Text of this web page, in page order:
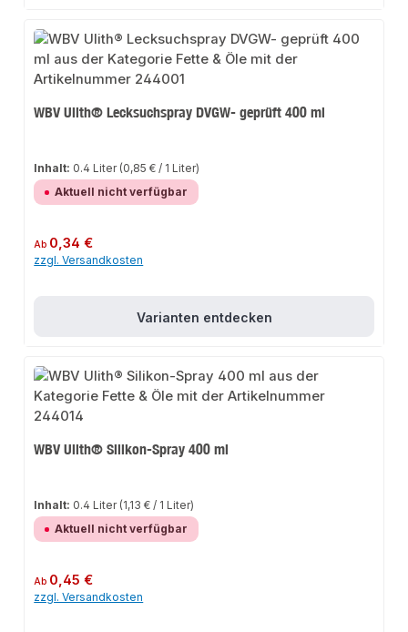
WBV Ulith® Lecksuchspray DVGW- geprüft 400 ml
Inhalt: 0.4 Liter (0,85 € / 1 Liter)
Aktuell nicht verfügbar
Regulärer Preis:
Ab 0,34 €
zzgl. Versandkosten
Varianten entdecken
WBV Ulith® Silikon-Spray 400 ml
Inhalt: 0.4 Liter (1,13 € / 1 Liter)
Aktuell nicht verfügbar
Regulärer Preis:
Ab 0,45 €
zzgl. Versandkosten